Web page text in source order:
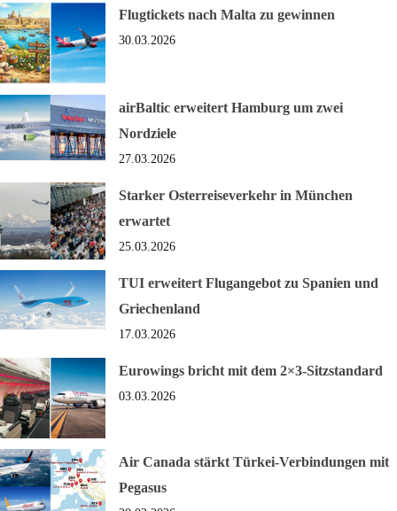
Flugtickets nach Malta zu gewinnen
30.03.2026
airBaltic erweitert Hamburg um zwei
Nordziele
27.03.2026
Starker Osterreiseverkehr in München
erwartet
25.03.2026
TUI erweitert Flugangebot zu Spanien und
Griechenland
17.03.2026
Eurowings bricht mit dem 2×3-Sitzstandard
03.03.2026
Air Canada stärkt Türkei-Verbindungen mit
Pegasus